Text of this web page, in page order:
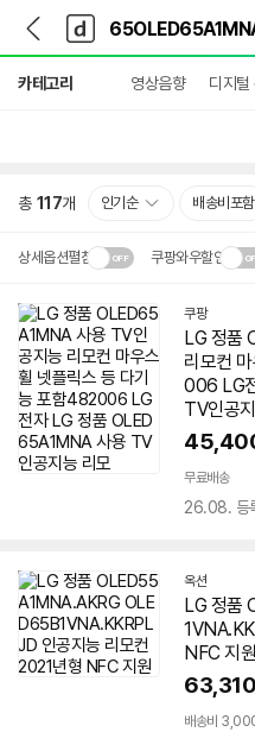
다
나
와
가
기
다
와
메
인
카테고리 영상음향 디지털
총 117개 인기순 배송비포함
상세옵션펼침 쿠팡와우할인
설치 환경·지역에 따라
배송·설치비가 달라집니다.닫
기
쿠팡
LG 정품
리모컨
006 LG
TV인공
무료배송
26.08. 등
옥션
LG 정품
NFC 지원
63,310
배송비